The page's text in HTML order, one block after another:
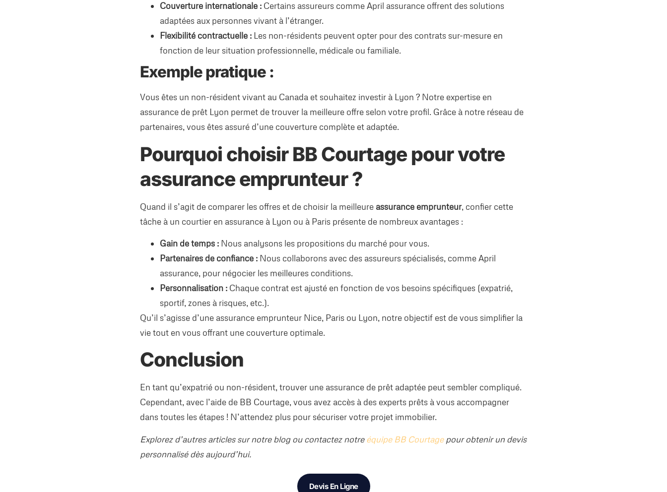
Couverture internationale : Certains assureurs comme April assurance offrent des solutions
adaptées aux personnes vivant à l’étranger.
Flexibilité contractuelle : Les non-résidents peuvent opter pour des contrats sur-mesure en
fonction de leur situation professionnelle, médicale ou familiale.
Exemple pratique :
Vous êtes un non-résident vivant au Canada et souhaitez investir à Lyon ? Notre expertise en
assurance de prêt Lyon permet de trouver la meilleure offre selon votre profil. Grâce à notre réseau de
partenaires, vous êtes assuré d’une couverture complète et adaptée.
Pourquoi choisir BB Courtage pour votre
assurance emprunteur ?
Quand il s’agit de comparer les offres et de choisir la meilleure assurance emprunteur, confier cette
tâche à un courtier en assurance à Lyon ou à Paris présente de nombreux avantages :
Gain de temps : Nous analysons les propositions du marché pour vous.
Partenaires de confiance : Nous collaborons avec des assureurs spécialisés, comme April
assurance, pour négocier les meilleures conditions.
Personnalisation : Chaque contrat est ajusté en fonction de vos besoins spécifiques (expatrié,
sportif, zones à risques, etc.).
Qu’il s’agisse d’une assurance emprunteur Nice, Paris ou Lyon, notre objectif est de vous simplifier la
vie tout en vous offrant une couverture optimale.
Conclusion
En tant qu’expatrié ou non-résident, trouver une assurance de prêt adaptée peut sembler compliqué.
Cependant, avec l’aide de BB Courtage, vous avez accès à des experts prêts à vous accompagner
dans toutes les étapes ! N’attendez plus pour sécuriser votre projet immobilier.
Explorez d’autres articles sur notre blog ou contactez notreéquipe BB Courtagepour obtenir un devis
personnalisé dès aujourd’hui.
Devis En Ligne